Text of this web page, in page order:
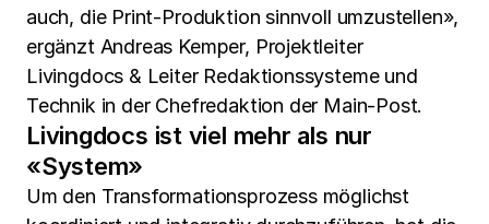
auch, die Print-Produktion sinnvoll umzustellen»,
ergänzt Andreas Kemper, Projektleiter
Livingdocs & Leiter Redaktionssysteme und
Technik in der Chefredaktion der Main-Post.
Livingdocs ist viel mehr als nur
«System»
Um den Transformationsprozess möglichst